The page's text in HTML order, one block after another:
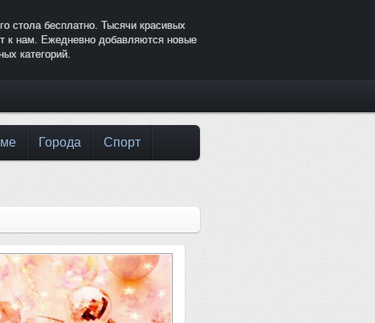
стола бесплатно. Тысячи красивых
к нам. Ежедневно добавляются новые
категорий.
Города Спорт